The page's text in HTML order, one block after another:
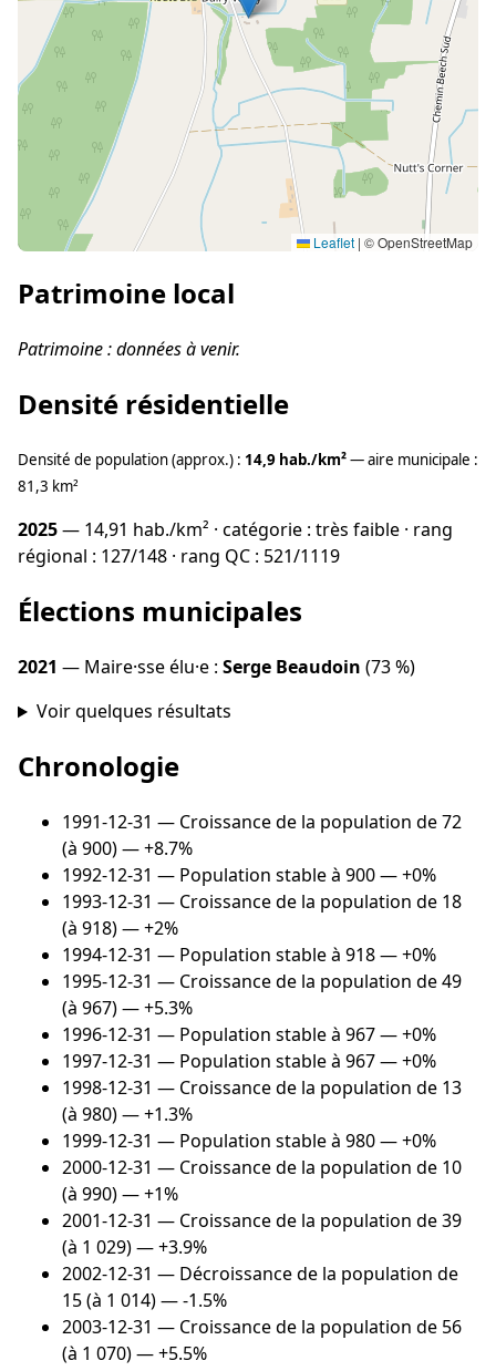
Leaflet | © OpenStreetMap
Patrimoine local
Patrimoine : données à venir.
Densité résidentielle
Densité de population (approx.) : 14,9 hab./km²— aire municipale :
81,3 km²
2025— 14,91 hab./km² · catégorie : très faible · rang
régional : 127/148 · rang QC : 521/1119
Élections municipales
2021 — Maire·sse élu·e : Serge Beaudoin (73 %)
Voir quelques résultats
Chronologie
1991-12-31 — Croissance de la population de 72
(à 900) — +8.7%
1992-12-31 — Population stable à 900 — +0%
1993-12-31 — Croissance de la population de 18
(à 918) — +2%
1994-12-31 — Population stable à 918 — +0%
1995-12-31 — Croissance de la population de 49
(à 967) — +5.3%
1996-12-31 — Population stable à 967 — +0%
1997-12-31 — Population stable à 967 — +0%
1998-12-31 — Croissance de la population de 13
(à 980) — +1.3%
1999-12-31 — Population stable à 980 — +0%
2000-12-31 — Croissance de la population de 10
(à 990) — +1%
2001-12-31 — Croissance de la population de 39
(à 1 029) — +3.9%
2002-12-31 — Décroissance de la population de
15 (à 1 014) — -1.5%
2003-12-31 — Croissance de la population de 56
(à 1 070) — +5.5%